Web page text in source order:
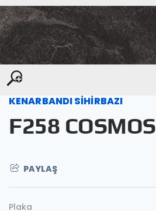
KENARBANDI SİHİRBAZI
F258 COSMOS
PAYLAŞ
Plaka